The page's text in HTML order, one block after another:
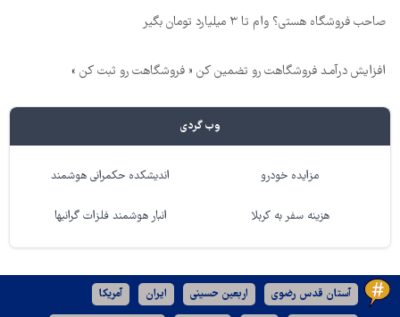
صاحب فروشگاه هستی؟ وام تا ۳ میلیارد تومان بگیر
افزایش درآمـد فروشگاهت رو تضمین کن « فروشگاهت رو ثبت کن »
وب گردی
مزایده خودرو اندیشکده حکمرانی هوشمند
هزینه سفر به کربلا انبار هوشمند فلزات گرانبها
آستان قدس رضوی اربعین حسینی ایران آمریکا